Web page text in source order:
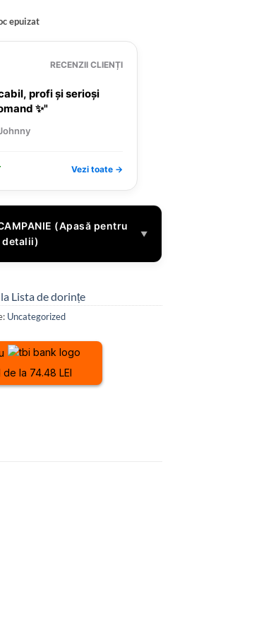
epuizat
RECENZII CLIENȚI
profi și serioși
✨"
Vezi toate →
(Apasă pentru
detalii)
▼
Lista de dorințe
Uncategorized
la 74.48 LEI